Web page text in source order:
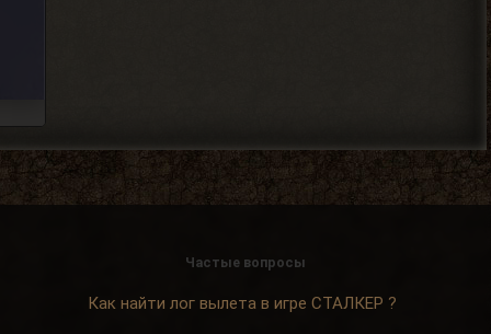
Ковырялов
, здесь, то
своими размерами.
Частые вопросы
Как найти лог вылета в игре СТАЛКЕР ?